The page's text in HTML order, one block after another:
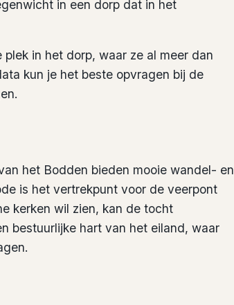
in een dorp dat in het
in het dorp, waar ze al meer dan
kun je het beste opvragen bij de
het Bodden bieden mooie wandel- en
is het vertrekpunt voor de veerpont
kerken wil zien, kan de tocht
bestuurlijke hart van het eiland, waar